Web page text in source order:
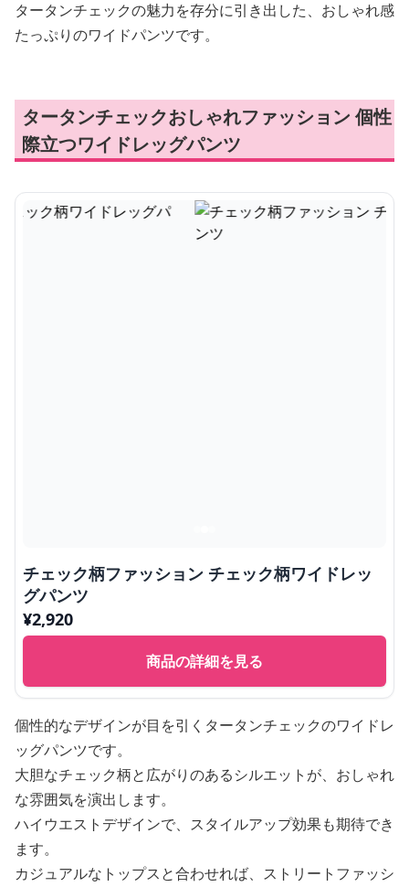
タータンチェックの魅力を存分に引き出した、おしゃれ感
たっぷりのワイドパンツです。
タータンチェックおしゃれファッション 個性
際立つワイドレッグパンツ
チェック柄ファッション チェック柄ワイドレッ
グパンツ
¥2,920
商品の詳細を見る
個性的なデザインが目を引くタータンチェックのワイドレ
ッグパンツです。
大胆なチェック柄と広がりのあるシルエットが、おしゃれ
な雰囲気を演出します。
ハイウエストデザインで、スタイルアップ効果も期待でき
ます。
カジュアルなトップスと合わせれば、ストリートファッシ